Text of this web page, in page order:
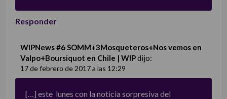
Responder
WiPNews #6 SOMM+3Mosqueteros+Nos vemos en
Valpo+Boursiquot en Chile | WIPdijo:
17 de febrero de 2017 a las 12:29
[…] este lunes con la noticia sorpresiva del